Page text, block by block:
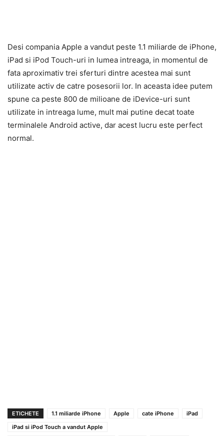
Desi compania Apple a vandut peste 1.1 miliarde de iPhone,
iPad si iPod Touch-uri in lumea intreaga, in momentul de
fata aproximativ trei sferturi dintre acestea mai sunt
utilizate activ de catre posesorii lor. In aceasta idee putem
spune ca peste 800 de milioane de iDevice-uri sunt
utilizate in intreaga lume, mult mai putine decat toate
terminalele Android active, dar acest lucru este perfect
normal.
ETICHETE 1.1 miliarde iPhone Apple cate iPhone
iPad
iPad si iPod Touch a vandut Apple